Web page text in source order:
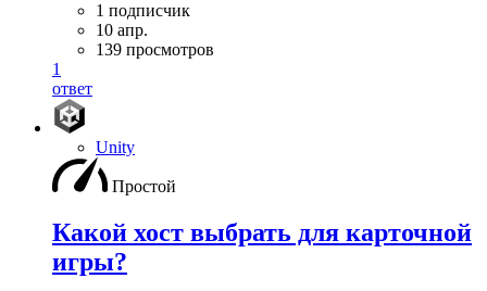
1 подписчик
10 апр.
139 просмотров
1
ответ
Unity
Простой
Какой хост выбрать для карточной
игры?